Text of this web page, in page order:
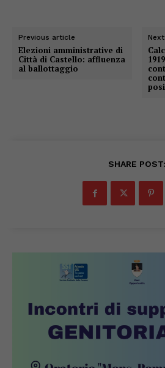
Previous article
Elezioni amministrative di
Città di Castello: affluenza
al ballottaggio
SHARE POST: